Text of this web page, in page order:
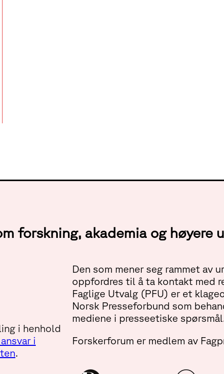
forskning, akademia og høyere
i henhold
i
.
Den som mener seg rammet av
oppfordres til å ta kontakt med
Faglige Utvalg (PFU) er et
Norsk Presseforbund som
mediene i presseetiske
Forskerforum er medlem av